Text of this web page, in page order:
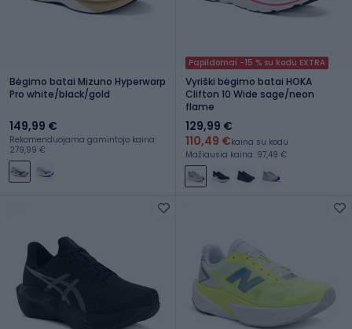
Bėgimo batai Mizuno Hyperwarp
Pro white/black/gold
149,99 €
Rekomenduojama gamintojo kaina:
279,99 €
Papildomai -15 % su kodu EXTRA
Vyriški bėgimo batai HOKA
Clifton 10 Wide sage/neon
flame
129,99 €
110,49 €kaina su kodu
Mažiausia kaina: 97,49 €